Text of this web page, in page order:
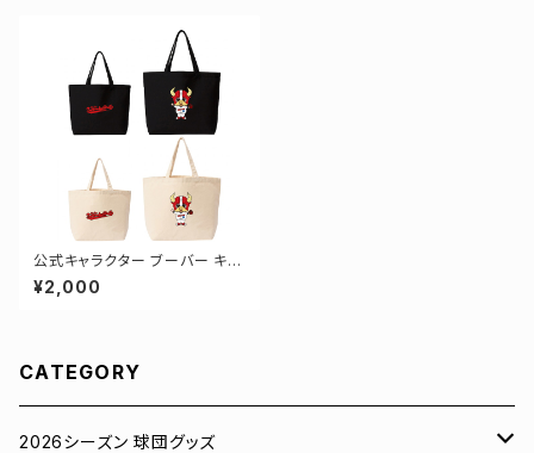
公式キャラクター ブーバー キャ
ンバストートバッグ 2カラー ML
サイズ 4-000778
¥2,000
CATEGORY
2026シーズン 球団グッズ